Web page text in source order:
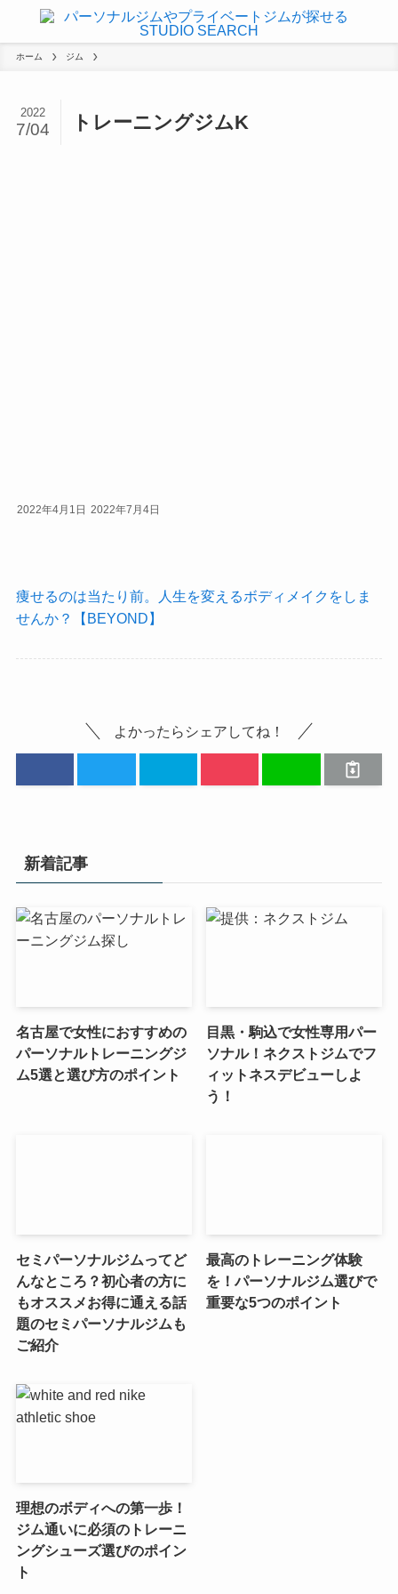
ホーム ジム
トレーニングジムK
2022
7/04
2022年4月1日 2022年7月4日
痩せるのは当たり前。人生を変えるボディメイクをしま
せんか？【BEYOND】
よかったらシェアしてね！
新着記事
名古屋で女性におすすめの
パーソナルトレーニングジ
ム5選と選び方のポイント
目黒・駒込で女性専用パー
ソナル！ネクストジムでフ
ィットネスデビューしよ
う！
セミパーソナルジムってど
んなところ？初心者の方に
もオススメお得に通える話
題のセミパーソナルジムも
ご紹介
最高のトレーニング体験
を！パーソナルジム選びで
重要な5つのポイント
理想のボディへの第一歩！
ジム通いに必須のトレーニ
ングシューズ選びのポイン
ト